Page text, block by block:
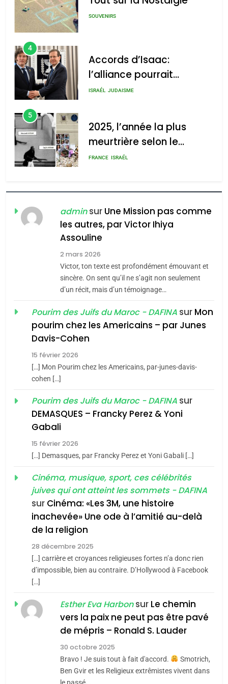
: Haim Zach /
GPO
2025, l’année la plus
meurtrière selon le rapport
l’antisémitisme
admin 0
SOUVENIRS
4
Accords d’Isaac:
l’alliance pourrait
s’étendre à 13 pays
ISRAÉL JUDAISME
5
2025, l’année la plus
meurtrière selon le
rapport d’ADL contre
FRANCE ISRAÉL
FIÈRE, DIGNE ET RÉSILIENTE :
POURQUOI JE REVENDIQUE
MA JUDAÏTE par Thérèse
Zrihen-Dvir
ISRAÉL JUDAISME
CE QUI NOUS MANQUE –
Jacques Hadida
JUDAISME
Maroc : Les amandes de
Tafraout, le miel de Tadla
du terroir
Oeil ravageur – Vanessa
De Loya Stauber
«Tu dis génocide, je dis
guerre»: La nouvelle
chanson de Boy George
ISRAÉL JUDAISME
Accords d’Isaac:
l’alliance pourrait
s’étendre à 13 pays
d’Amérique latine
ISRAÉL JUDAISME
2025, l’année la plus
meurtrière selon le
adminsur Une Mission pas comme
les autres, par Victor Ihiya
Assouline
2 mars 2026
Victor, ton texte est profondément émouvant et
sincère. On sent qu’il ne s’agit non seulement
d’un récit, mais d’un témoignage…
Pourim des Juifs du Maroc - DAFINA sur Mon
pourim chez les Americains – par Junes
Davis-Cohen
15 février 2026
[…] Mon Pourim chez les Americains, par-junes-davis-
cohen […]
Pourim des Juifs du Maroc - DAFINA sur
DEMASQUES – Francky Perez & Yoni
Gabali
15 février 2026
[…] Demasques, par Francky Perez et Yoni Gabali […]
Cinéma, musique, sport, ces célébrités
juives qui ont atteint les sommets - DAFINA
sur Cinéma: «Les 3M, une histoire
inachevée» Une ode à l’amitié au-delà
de la religion
28 décembre 2025
[…] carrière et croyances religieuses fortes n’a donc rien
d’impossible, bien au contraire. D’Hollywood à Facebook
[…]
Esther Eva Harbonsur Le chemin
vers la paix ne peut pas être pavé
de mépris – Ronald S. Lauder
30 octobre 2025
Bravo ! Je suis tout à fait d'accord.
Smotrich,
Ben Gvir et les Religieux extrêmistes vivent dans
meurtrière selon le rapport
l’antisémitisme
FIÈRE, DIGNE ET RÉSILIENTE :
POURQUOI JE REVENDIQUE
MA JUDAÏTE par Thérèse
Zrihen-Dvir
ISRAÉL
CE QUI NOUS MANQUE –
JUDAISME
Maroc : Les amandes de
Tafraout, le miel de Tadla
Azilal consacrés produits
DAFINA MAROC